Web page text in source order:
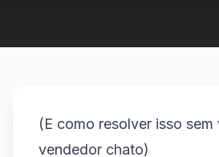
(E como resolver isso sem
vendedor chato)